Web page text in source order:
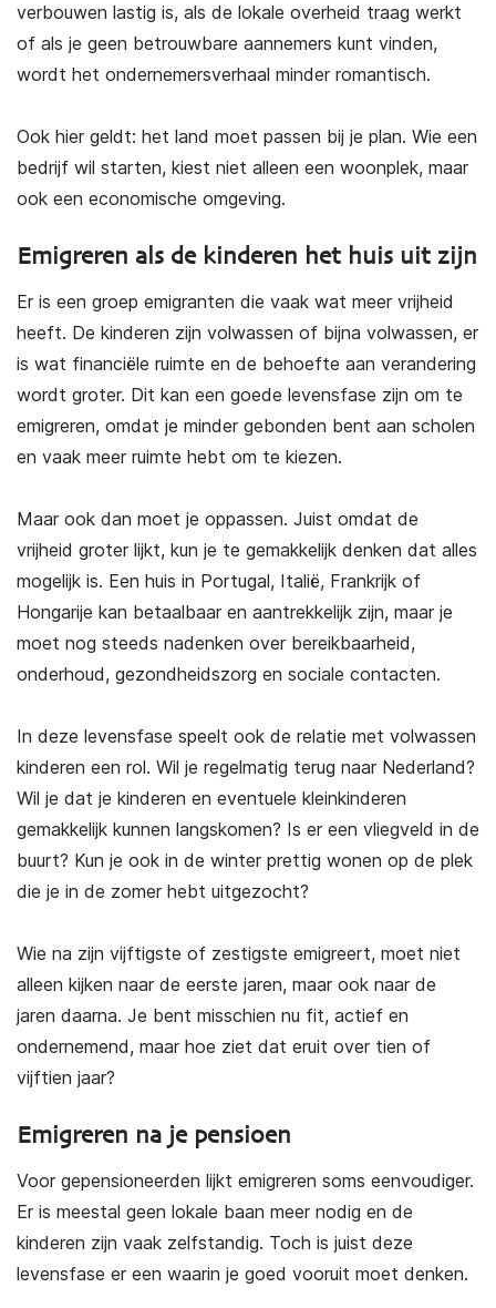
verbouwen lastig is, als de lokale overheid traag werkt
of als je geen betrouwbare aannemers kunt vinden,
wordt het ondernemersverhaal minder romantisch.
Ook hier geldt: het land moet passen bij je plan. Wie een
bedrijf wil starten, kiest niet alleen een woonplek, maar
ook een economische omgeving.
Emigreren als de kinderen het huis uit zijn
Er is een groep emigranten die vaak wat meer vrijheid
heeft. De kinderen zijn volwassen of bijna volwassen, er
is wat financiële ruimte en de behoefte aan verandering
wordt groter. Dit kan een goede levensfase zijn om te
emigreren, omdat je minder gebonden bent aan scholen
en vaak meer ruimte hebt om te kiezen.
Maar ook dan moet je oppassen. Juist omdat de
vrijheid groter lijkt, kun je te gemakkelijk denken dat alles
mogelijk is. Een huis in Portugal, Italië, Frankrijk of
Hongarije kan betaalbaar en aantrekkelijk zijn, maar je
moet nog steeds nadenken over bereikbaarheid,
onderhoud, gezondheidszorg en sociale contacten.
In deze levensfase speelt ook de relatie met volwassen
kinderen een rol. Wil je regelmatig terug naar Nederland?
Wil je dat je kinderen en eventuele kleinkinderen
gemakkelijk kunnen langskomen? Is er een vliegveld in de
buurt? Kun je ook in de winter prettig wonen op de plek
die je in de zomer hebt uitgezocht?
Wie na zijn vijftigste of zestigste emigreert, moet niet
alleen kijken naar de eerste jaren, maar ook naar de
jaren daarna. Je bent misschien nu fit, actief en
ondernemend, maar hoe ziet dat eruit over tien of
vijftien jaar?
Emigreren na je pensioen
Voor gepensioneerden lijkt emigreren soms eenvoudiger.
Er is meestal geen lokale baan meer nodig en de
kinderen zijn vaak zelfstandig. Toch is juist deze
levensfase er een waarin je goed vooruit moet denken.